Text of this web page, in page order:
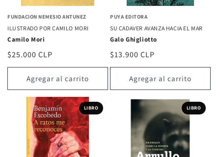
FUNDACION NEMESIO ANTUNEZ
ILUSTRADO POR CAMILO MORI
Camilo Mori
Precio
habitual
$25.000 CLP
Agregar al carrito
PUYA EDITORA
SU CADAVER AVANZA HACIA EL MAR
Galo Ghigliotto
Precio
habitual
$13.900 CLP
Agregar al carrito
LIBRO LIBRO